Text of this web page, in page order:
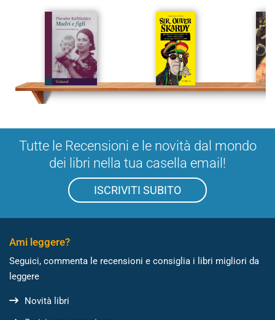
Tutte le Recensioni e le novità dal mondo
dei libri nella tua casella email!
ISCRIVITI SUBITO
Ami leggere?
Seguici, commenta le recensioni e consiglia i libri migliori da
leggere
Novità libri